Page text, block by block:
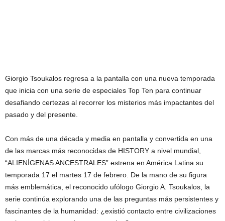
Giorgio Tsoukalos regresa a la pantalla con una nueva temporada
que inicia con una serie de especiales Top Ten para continuar
desafiando certezas al recorrer los misterios más impactantes del
pasado y del presente.
Con más de una década y media en pantalla y convertida en una
de las marcas más reconocidas de HISTORY a nivel mundial,
“ALIENÍGENAS ANCESTRALES” estrena en América Latina su
temporada 17 el martes 17 de febrero. De la mano de su figura
más emblemática, el reconocido ufólogo Giorgio A. Tsoukalos, la
serie continúa explorando una de las preguntas más persistentes y
fascinantes de la humanidad: ¿existió contacto entre civilizaciones